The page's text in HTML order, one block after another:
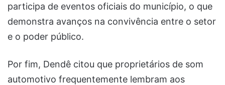
participa de eventos oficiais do município, o que
demonstra avanços na convivência entre o setor
e o poder público.
Por fim, Dendê citou que proprietários de som
automotivo frequentemente lembram aos